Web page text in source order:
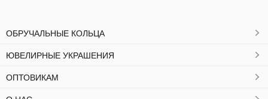
ОБРУЧАЛЬНЫЕ КОЛЬЦА
ЮВЕЛИРНЫЕ УКРАШЕНИЯ
ОПТОВИКАМ